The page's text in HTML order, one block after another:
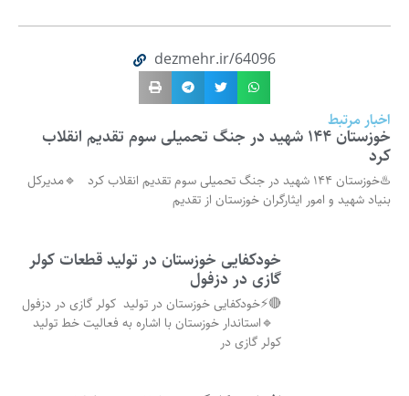
dezmehr.ir/64096
اخبار مرتبط
خوزستان ۱۴۴ شهید در جنگ تحمیلی سوم تقدیم انقلاب
کرد
♨️خوزستان ۱۴۴ شهید در جنگ تحمیلی سوم تقدیم انقلاب کرد 🔹مدیرکل
بنیاد شهید و امور ایثارگران خوزستان از تقدیم
خودکفایی خوزستان در تولید قطعات کولر
گازی در دزفول
🔴⚡خودکفایی خوزستان در تولید کولر گازی در دزفول
🔹استاندار خوزستان با اشاره به فعالیت خط تولید
کولر گازی در